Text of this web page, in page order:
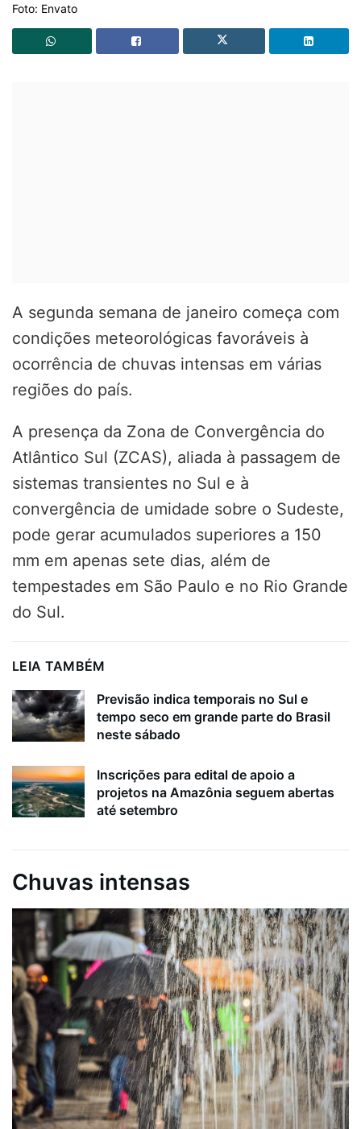
Foto: Envato
A segunda semana de janeiro começa com
condições meteorológicas favoráveis à
ocorrência de chuvas intensas em várias
regiões do país.
A presença da Zona de Convergência do
Atlântico Sul (ZCAS), aliada à passagem de
sistemas transientes no Sul e à
convergência de umidade sobre o Sudeste,
pode gerar acumulados superiores a 150
mm em apenas sete dias, além de
tempestades em São Paulo e no Rio Grande
do Sul.
LEIA TAMBÉM
Previsão indica temporais no Sul e
tempo seco em grande parte do Brasil
neste sábado
Inscrições para edital de apoio a
projetos na Amazônia seguem abertas
até setembro
Chuvas intensas